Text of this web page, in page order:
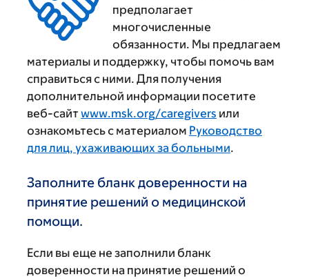
предполагает
многочисленные
обязанности. Мы предлагаем
материалы и поддержку, чтобы помочь вам
справиться с ними. Для получения
дополнительной информации посетите
веб-сайт www.msk.org/caregivers или
ознакомьтесь с материалом Руководство
для лиц, ухаживающих за больными.
Заполните бланк доверенности на
принятие решений о медицинской
помощи.
Если вы еще не заполнили бланк
доверенности на принятие решений о